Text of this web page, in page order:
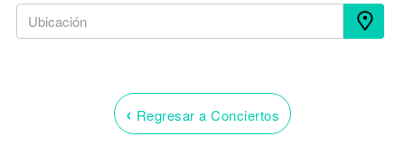
‹ Regresar a Conciertos